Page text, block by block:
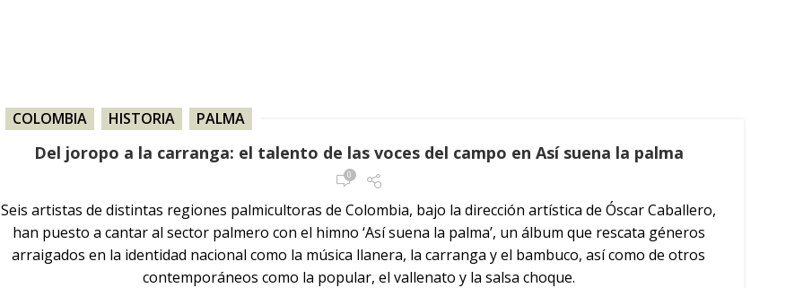
COLOMBIA HISTORIA PALMA
Del joropo a la carranga: el talento de las voces del campo en Así suena la palma
0
Seis artistas de distintas regiones palmicultoras de Colombia, bajo la dirección artística de Óscar Caballero,
han puesto a cantar al sector palmero con el himno ‘Así suena la palma’, un álbum que rescata géneros
arraigados en la identidad nacional como la música llanera, la carranga y el bambuco, así como de otros
contemporáneos como la popular, el vallenato y la salsa choque.